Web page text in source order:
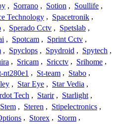
, Sorrano , Sotion , Soullife ,
Technology , Spacetronik ,
, Sperado Cctv , Spetslab ,
, Spotcam , Sprint Cctv ,
, Spyclops , Spydroid , Spytech ,
, Sricam , Sricctv , Srihome ,
nt280e1 , St-team , Stabo ,
, Star Eye , Star Vedia ,
Tech , Starir , Starlight ,
Stem , Steren , Stipelectronics ,
, Storex , Storm ,